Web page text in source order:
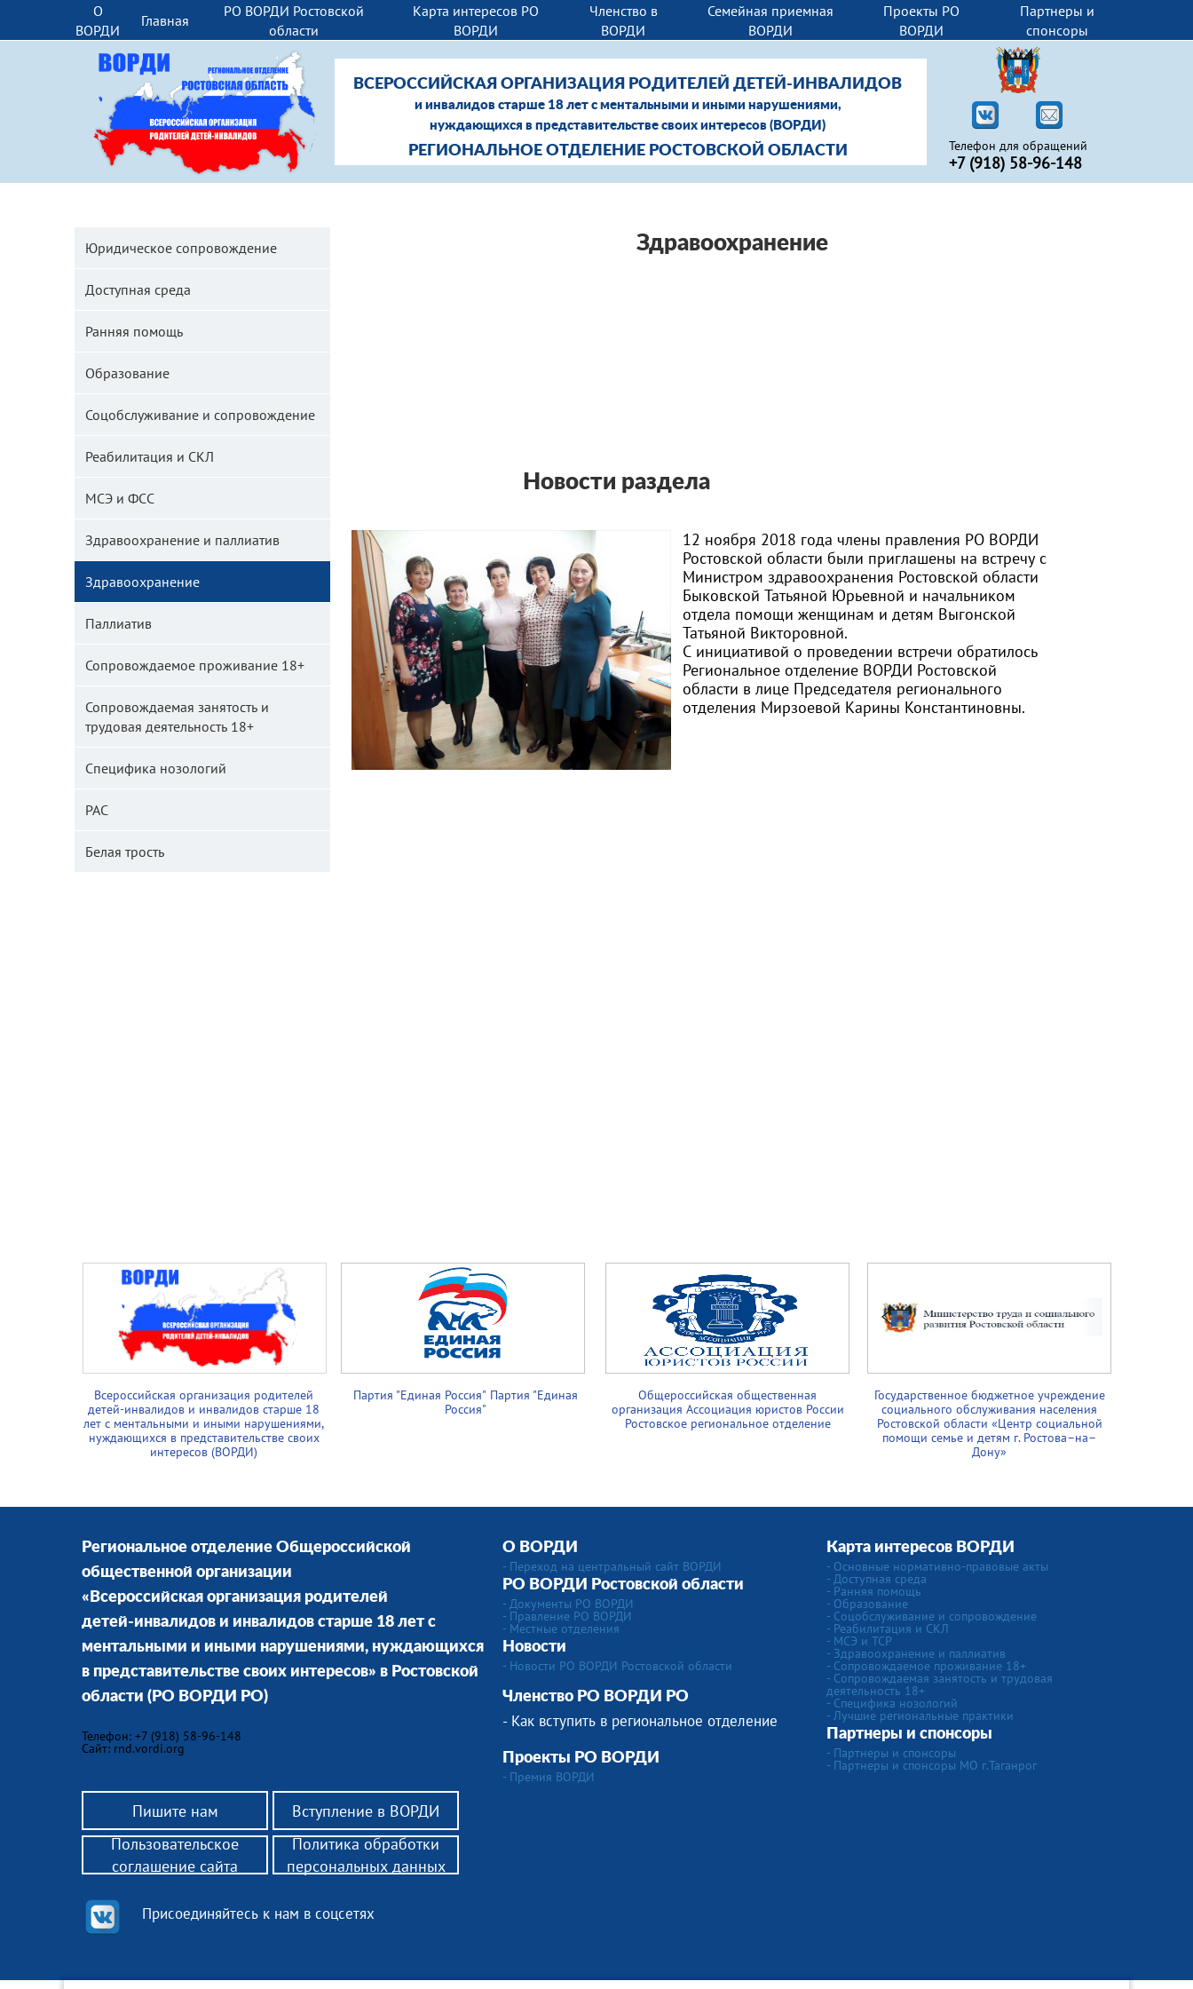
О
ВОРДИ
Главная
РО ВОРДИ Ростовской
области
Карта интересов РО
ВОРДИ
Членство в
ВОРДИ
Семейная приемная
ВОРДИ
Проекты РО
ВОРДИ
Партнеры и
спонсоры
Телефон для обращений
+7 (918) 58-96-148
ВСЕРОССИЙСКАЯ ОРГАНИЗАЦИЯ РОДИТЕЛЕЙ ДЕТЕЙ-ИНВАЛИДОВ
и инвалидов старше 18 лет с ментальными и иными нарушениями,
нуждающихся в представительстве своих интересов (ВОРДИ)
РЕГИОНАЛЬНОЕ ОТДЕЛЕНИЕ РОСТОВСКОЙ ОБЛАСТИ
Юридическое сопровождение
Доступная среда
Ранняя помощь
Образование
Соцобслуживание и сопровождение
Реабилитация и СКЛ
МСЭ и ФСС
Здравоохранение и паллиатив
Здравоохранение
Паллиатив
Сопровождаемое проживание 18+
Сопровождаемая занятость и
трудовая деятельность 18+
Специфика нозологий
РАС
Белая трость
Новости раздела
12 ноября 2018 года члены правления РО ВОРДИ
Ростовской области были приглашены на встречу с
Министром здравоохранения Ростовской области
Быковской Татьяной Юрьевной и начальником
отдела помощи женщинам и детям Выгонской
Татьяной Викторовной.
С инициативой о проведении встречи обратилось
Региональное отделение ВОРДИ Ростовской
области в лице Председателя регионального
отделения Мирзоевой Карины Константиновны.
Здравоохранение
Всероссийская организация родителей
детей-инвалидов и инвалидов старше 18
лет с ментальными и иными нарушениями,
нуждающихся в представительстве своих
интересов (ВОРДИ)
Партия "Единая Россия" Партия "Единая
Россия"
Общероссийская общественная
организация Ассоциация юристов России
Ростовское региональное отделение
Государственное бюджетное учреждение
социального обслуживания населения
Ростовской области «Центр социальной
помощи семье и детям г. Ростова–на–
Дону»
Региональное отделение Общероссийской
общественной организации
«Всероссийская организация родителей
детей-инвалидов и инвалидов старше 18 лет с
ментальными и иными нарушениями, нуждающихся
в представительстве своих интересов» в Ростовской
области (РО ВОРДИ РО)
Телефон: +7 (918) 58-96-148
Сайт: rnd.vordi.org
Пишите нам Вступление в ВОРДИ
О ВОРДИ
- Переход на центральный сайт ВОРДИ
РО ВОРДИ Ростовской области
- Документы РО ВОРДИ
- Правление РО ВОРДИ
- Местные отделения
Новости
- Новости РО ВОРДИ Ростовской области
Членство РО ВОРДИ РО
- Как вступить в региональное отделение
Проекты РО ВОРДИ
- Премия ВОРДИ
Карта интересов ВОРДИ
- Основные нормативно-правовые акты
- Доступная среда
- Ранняя помощь
- Образование
- Соцобслуживание и сопровождение
- Реабилитация и СКЛ
- МСЭ и ТСР
- Здравоохранение и паллиатив
- Сопровождаемое проживание 18+
- Сопровождаемая занятость и трудовая
деятельность 18+
- Специфика нозологий
- Лучшие региональные практики
Партнеры и спонсоры
- Партнеры и спонсоры
- Партнеры и спонсоры МО г.Таганрог
Присоединяйтесь к нам в соцсетях
Пользовательское
соглашение сайта
Политика обработки
персональных данных